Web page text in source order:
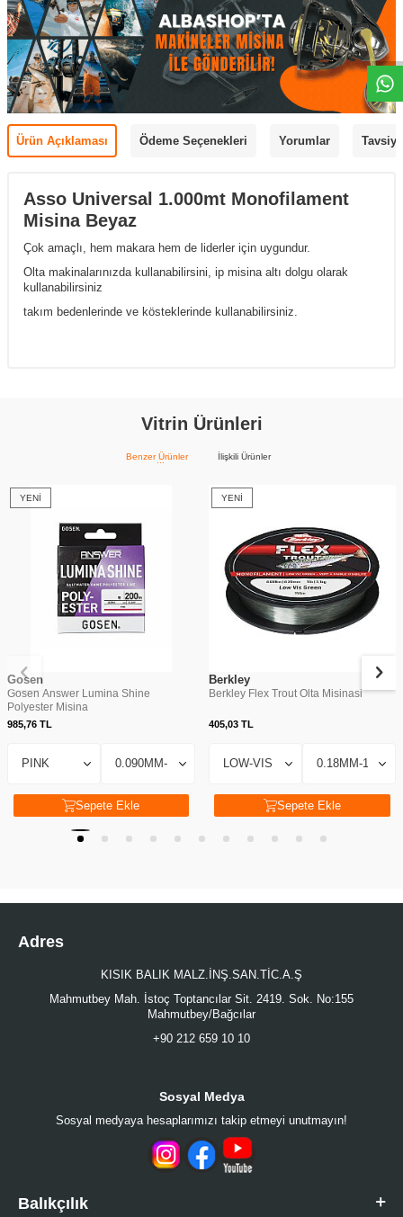
Ürün Açıklaması Ödeme Seçenekleri Yorumlar
Asso Universal 1.000mt Monofilament
Misina Beyaz
Çok amaçlı, hem makara hem de liderler için uygundur.
Olta makinalarınızda kullanabilirsini, ip misina altı dolgu olarak
kullanabilirsiniz
takım bedenlerinde ve kösteklerinde kullanabilirsiniz.
Vitrin Ürünleri
Benzer Ürünler İlişkili Ürünler
YENI
Gosen
Gosen Answer Lumina Shine
Polyester Misina
985,76 TL
Sepete Ekle
YENI
Berkley
Berkley Flex Trout Olta Misinasi
405,03TL
Sepete Ekle
Adres
KISIK BALIK MALZ.İNŞ.SAN.TİC.A.Ş
Mahmutbey Mah. İstoç Toptancılar Sit. 2419. Sok. No:155
Mahmutbey/Bağcılar
+90 212 659 10 10
Sosyal Medya
Sosyal medyaya hesaplarımızı takip etmeyi unutmayın!
Balıkçılık